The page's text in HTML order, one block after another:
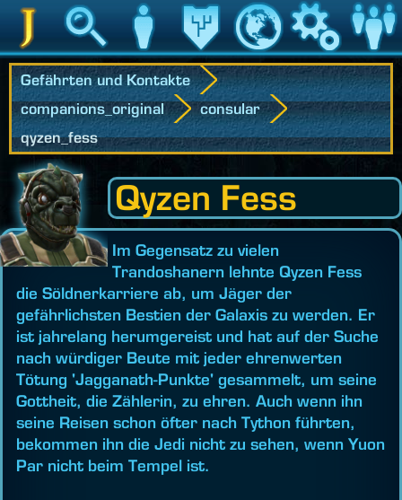
Jedipedia Suche Charakter Vermächtnis Welt Spiel
Gefährten und Kontakte
companions_original
consular
qyzen_fess
Qyzen Fess
Im Gegensatz zu vielen
Trandoshanern lehnte Qyzen Fess
die Söldnerkarriere ab, um Jäger der
gefährlichsten Bestien der Galaxis zu werden. Er
ist jahrelang herumgereist und hat auf der Suche
nach würdiger Beute mit jeder ehrenwerten
Tötung 'Jagganath-Punkte' gesammelt, um seine
Gottheit, die Zählerin, zu ehren. Auch wenn ihn
seine Reisen schon öfter nach Tython führten,
bekommen ihn die Jedi nicht zu sehen, wenn Yuon
Par nicht beim Tempel ist.